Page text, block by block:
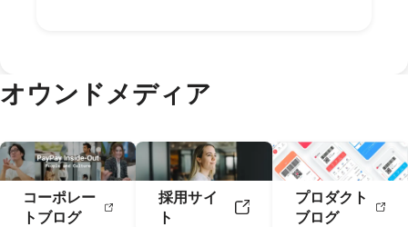
2019年2月
2019年1月
オウンドメディア
コーポレー
トブログ
採用サイ
ト
プロダクト
ブログ